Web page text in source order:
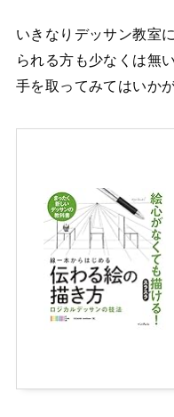
いきなりデッサン教室
られる方も少なくは無
手を取ってみてはいか